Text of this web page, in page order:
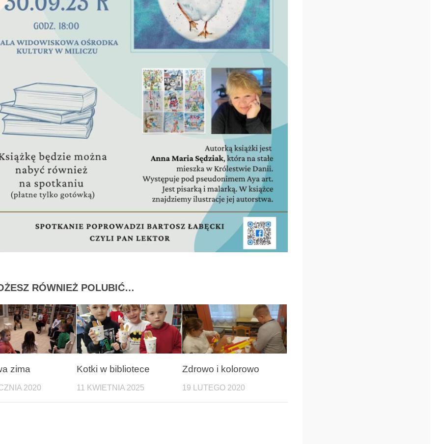
RÓWNIEŻ POLUBIĆ…
zima
2020
Kotki w bibliotece
11 KWIETNIA 2025
Zdrowo i kolorowo
19 LUTEGO 2020